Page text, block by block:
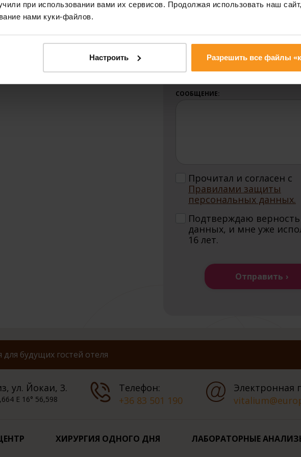
при использовании вами их сервисов. Продолжая использовать наш
нами куки-файлов.
Настроить Разрешить все файлы
меня интересует
годы я регулярно
курсы,
как у себя на родине, так и
процедуры по
кожи, я помогаю пациентам
ОБЪЕКТ:
СООБЩЕНИЕ:
Прочитал и согласен с
Правилами защиты
персональных данных.
Подтверждаю
данных, и мне уже
16 лет.
Отправить
будущих гостей отеля
ул. Йокаи, 3.
E 16° 56,598
Телефон:
+36 83 501 190
Электронная
ХИРУРГИЯ ОДНОГО ДНЯ ЛАБОРАТОРНЫЕ АНАЛИЗЫ